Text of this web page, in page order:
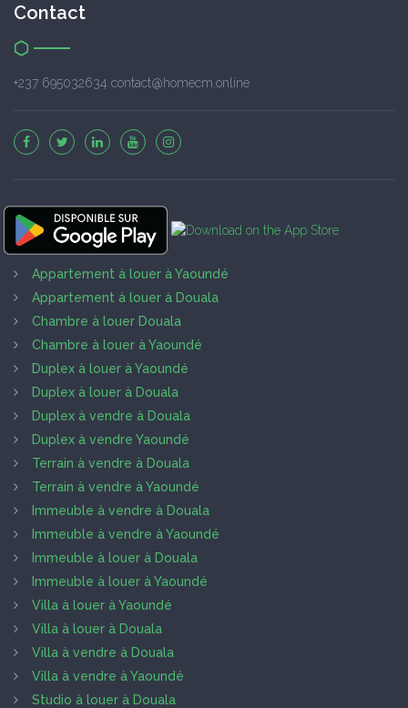
Contact
+237 695032634 contact@homecm.online
Appartement à louer à Yaoundé
Appartement à louer à Douala
Chambre à louer Douala
Chambre à louer à Yaoundé
Duplex à louer à Yaoundé
Duplex à louer à Douala
Duplex à vendre à Douala
Duplex à vendre Yaoundé
Terrain à vendre à Douala
Terrain à vendre à Yaoundé
Immeuble à vendre à Douala
Immeuble à vendre à Yaoundé
Immeuble à louer à Douala
Immeuble à louer à Yaoundé
Villa à louer à Yaoundé
Villa à louer à Douala
Villa à vendre à Douala
Villa à vendre à Yaoundé
Studio à louer à Douala